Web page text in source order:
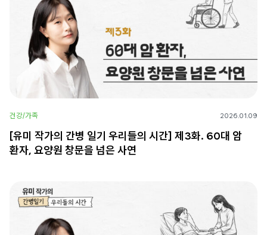
건강/가족 2026.01.09
[유미 작가의 간병 일기 우리들의 시간] 제3화. 60대 암
환자, 요양원 창문을 넘은 사연